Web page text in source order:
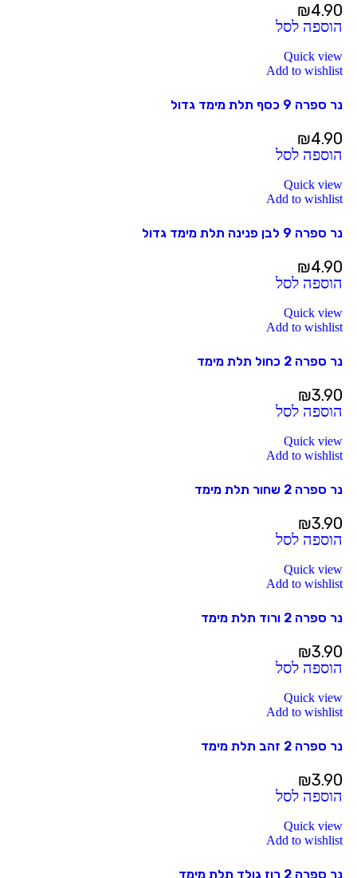
₪4.90
הוספה לסל
Quick view
Add to wishlist
נר ספרה 9 כסף תלת מימד גדול
₪4.90
הוספה לסל
Quick view
Add to wishlist
נר ספרה 9 לבן פנינה תלת מימד גדול
₪4.90
הוספה לסל
Quick view
Add to wishlist
נר ספרה 2 כחול תלת מימד
₪3.90
הוספה לסל
Quick view
Add to wishlist
נר ספרה 2 שחור תלת מימד
₪3.90
הוספה לסל
Quick view
Add to wishlist
נר ספרה 2 ורוד תלת מימד
₪3.90
הוספה לסל
Quick view
Add to wishlist
נר ספרה 2 זהב תלת מימד
₪3.90
הוספה לסל
Quick view
Add to wishlist
נר ספרה 2 רוז גולד תלת מימד